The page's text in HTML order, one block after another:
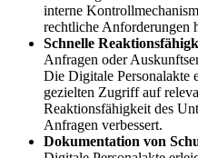
interne
rechtliche Anforderungen
Schnelle
Anfragen oder
Die Digitale Personalakte
gezielten Zugriff auf
Reaktionsfähigkeit des
Anfragen verbessert.
Dokumentation von